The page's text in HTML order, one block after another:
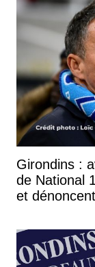
Girondins :
de National
et